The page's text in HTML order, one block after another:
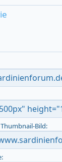
Bild